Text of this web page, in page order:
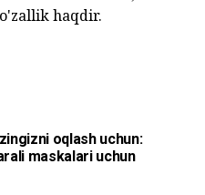
haqdir.
oqlash uchun:
maskalari uchun